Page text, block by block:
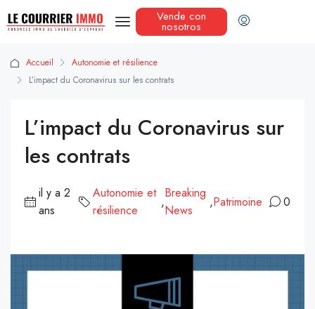
Vende con
nosotros
Accueil
Autonomie et résilience
L’impact du Coronavirus sur les contrats
L’impact du Coronavirus sur
les contrats
il y a 2
ans
Autonomie et
résilience
,
Breaking
News
,Patrimoine 0